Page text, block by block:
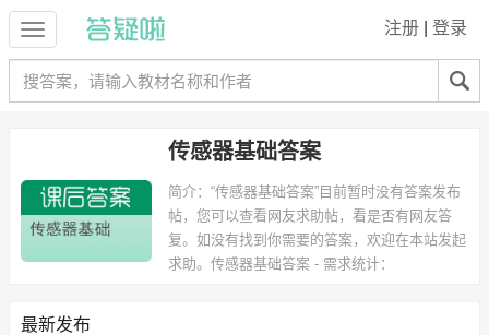
注册 登录
传感器基础答案
简介： “传感器基础答案”目前暂时没有答案发布
帖，您可以查看网友求助帖，看是否有网友答
复。如没有找到你需要的答案，欢迎在本站发起
求助。 传感器基础答案 - 需求统计：
以下学校的同学下载过
最新发布